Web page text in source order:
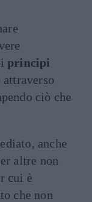
principi
attraverso
ciò che
anche
altre non
cui è
che non